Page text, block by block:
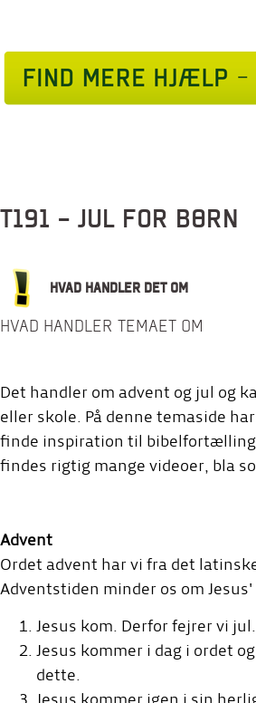
T191 - JUL FOR BØRN
HVAD HANDLER DET OM
HVAD HANDLER TEMAET OM
Det handler om advent og jul og
eller skole. På denne temaside
finde inspiration til
findes rigtig mange videoer, bla
Advent
Ordet advent har vi fra det
Adventstiden minder os om
Jesus kom. Derfor fejrer vi jul.
Jesus kommer i dag i ordet
dette.